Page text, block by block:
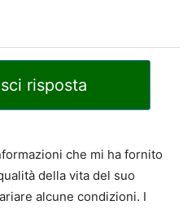
risposta
che mi ha fornito
della vita del suo
alcune condizioni. I